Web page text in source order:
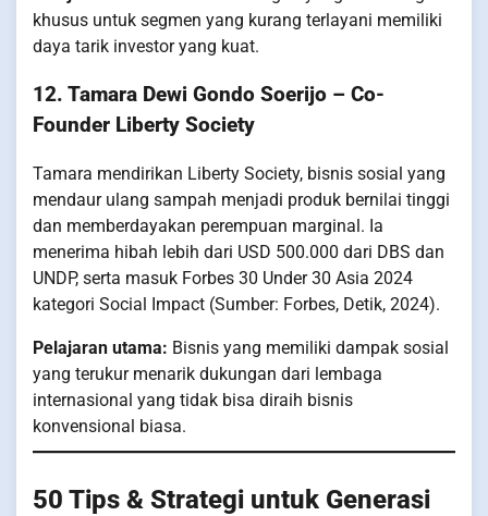
khusus untuk segmen yang kurang terlayani memiliki
daya tarik investor yang kuat.
12. Tamara Dewi Gondo Soerijo – Co-
Founder Liberty Society
Tamara mendirikan Liberty Society, bisnis sosial yang
mendaur ulang sampah menjadi produk bernilai tinggi
dan memberdayakan perempuan marginal. Ia
menerima hibah lebih dari USD 500.000 dari DBS dan
UNDP, serta masuk Forbes 30 Under 30 Asia 2024
kategori Social Impact (Sumber: Forbes, Detik, 2024).
Pelajaran utama: Bisnis yang memiliki dampak sosial
yang terukur menarik dukungan dari lembaga
internasional yang tidak bisa diraih bisnis
konvensional biasa.
50 Tips & Strategi untuk Generasi